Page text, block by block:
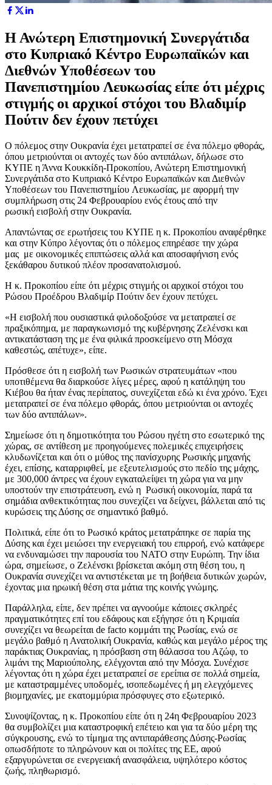
Η Ανώτερη Επιστημονική Συνεργάτιδα
στο Κυπριακό Κέντρο Ευρωπαϊκών και
Διεθνών Υποθέσεων του
Πανεπιστημίου Λευκωσίας είπε ότι μέχρις
στιγμής οι αρχικοί στόχοι του Βλαδιμίρ
Πούτιν δεν έχουν πετύχει
Ο πόλεμος στην Ουκρανία έχει μετατραπεί σε ένα πόλεμο φθοράς,
όπου μετριούνται οι αντοχές των δύο αντιπάλων, δήλωσε στο
ΚΥΠΕ η Άννα Κουκκίδη-Προκοπίου, Ανώτερη Επιστημονική
Συνεργάτιδα στο Κυπριακό Κέντρο Ευρωπαϊκών και Διεθνών
Υποθέσεων του Πανεπιστημίου Λευκωσίας, με αφορμή την
συμπλήρωση στις 24 Φεβρουαρίου ενός έτους από την
ρωσική εισβολή στην Ουκρανία.
Απαντώντας σε ερωτήσεις του ΚΥΠΕ η κ. Προκοπίου αναφέρθηκε
και στην Κύπρο λέγοντας ότι ο πόλεμος επηρέασε την χώρα
μας με οικονομικές επιπτώσεις αλλά και αποσαφήνιση ενός
ξεκάθαρου δυτικού πλέον προσανατολισμού.
Η κ. Προκοπίου είπε ότι μέχρις στιγμής οι αρχικοί στόχοι του
Ρώσου Προέδρου Βλαδιμίρ Πούτιν δεν έχουν πετύχει.
«Η εισβολή που ουσιαστικά φιλοδοξούσε να μετατραπεί σε
πραξικόπημα, με παραγκωνισμό της κυβέρνησης Ζελένσκι και
αντικατάσταση της με ένα φιλικά προσκείμενο στη Μόσχα
καθεστώς, απέτυχε», είπε.
Πρόσθεσε ότι η εισβολή των Ρωσικών στρατευμάτων «που
υποτιθέμενα θα διαρκούσε λίγες μέρες, αφού η κατάληψη του
Κιέβου θα ήταν ένας περίπατος, συνεχίζεται εδώ κι ένα χρόνο. Έχει
μετατραπεί σε ένα πόλεμο φθοράς, όπου μετριούνται οι αντοχές
των δύο αντιπάλων».
Σημείωσε ότι η δημοτικότητα του Ρώσου ηγέτη στο εσωτερικό της
χώρας, σε αντίθεση με προηγούμενες πολεμικές επιχειρήσεις
κλυδωνίζεται και ότι ο μύθος της πανίσχυρης Ρωσικής μηχανής
έχει, επίσης, καταρριφθεί, με εξευτελισμούς στο πεδίο της μάχης,
με 300,000 άντρες να έχουν εγκαταλείψει τη χώρα για να μην
υποστούν την επιστράτευση, ενώ η Ρωσική οικονομία, παρά τα
σημάδια ανθεκτικότητας που συνεχίζει να δείχνει, βάλλεται από τις
κυρώσεις της Δύσης σε σημαντικό βαθμό.
Πολιτικά, είπε ότι το Ρωσικό κράτος μετατράπηκε σε παρία της
Δύσης και έχει μειώσει την ενεργειακή του επιρροή, ενώ κατάφερε
να ενδυναμώσει την παρουσία του ΝΑΤΟ στην Ευρώπη. Την ίδια
ώρα, σημείωσε, ο Ζελένσκι βρίσκεται ακόμη στη θέση του, η
Ουκρανία συνεχίζει να αντιστέκεται με τη βοήθεια δυτικών χωρών,
έχοντας μια ηρωική θέση στα μάτια της κοινής γνώμης.
Παράλληλα, είπε, δεν πρέπει να αγνοούμε κάποιες σκληρές
πραγματικότητες επί του εδάφους και εξήγησε ότι η Κριμαία
συνεχίζει να θεωρείται de facto κομμάτι της Ρωσίας, ενώ σε
μεγάλο βαθμό η Ανατολική Ουκρανία, καθώς και μεγάλο μέρος της
παράκτιας Ουκρανίας, η πρόσβαση στη θάλασσα του Αζώφ, το
λιμάνι της Μαριούπολης, ελέγχονται από την Μόσχα. Συνέχισε
λέγοντας ότι η χώρα έχει μετατραπεί σε ερείπια σε πολλά σημεία,
με καταστραμμένες υποδομές, ισοπεδωμένες ή μη ελεγχόμενες
βιομηχανίες, με εκατομμύρια πρόσφυγες στο εξωτερικό.
Συνοψίζοντας, η κ. Προκοπίου είπε ότι η 24η Φεβρουαρίου 2023
θα συμβολίζει μια καταστροφική επέτειο και για τα δύο μέρη της
σύγκρουσης, ενώ το τίμημα της αντιπαράθεσης Δύσης-Ρωσίας
οπωσδήποτε το πληρώνουν και οι πολίτες της ΕΕ, αφού
εξαργυρώνεται σε ενεργειακή ανασφάλεια, υψηλότερο κόστος
ζωής, πληθωρισμό.